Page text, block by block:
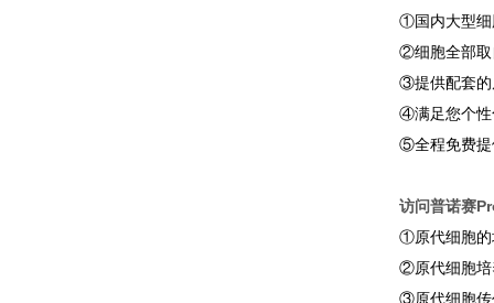
①国内大型细
②细胞全部取
③提供配套的
④满足您个性
⑤全程免费提
访问普诺赛
①原代细胞的
②原代细胞培
③原代细胞传